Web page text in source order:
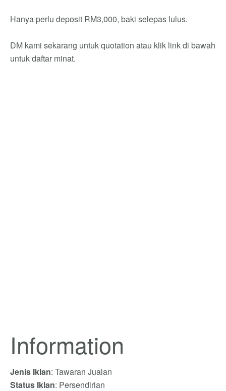
Hanya perlu deposit RM3,000, baki selepas lulus.
DM kami sekarang untuk quotation atau klik link di bawah
untuk daftar minat.
Information
Jenis Iklan: Tawaran Jualan
Status Iklan: Persendirian